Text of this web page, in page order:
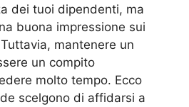
dei tuoi dipendenti, ma
buona impressione sui
mantenere un
un compito
molto tempo. Ecco
scelgono di affidarsi a